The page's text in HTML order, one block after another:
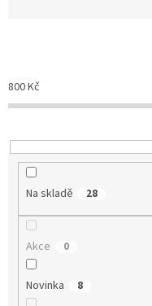
p
r
o
u
800Kč
Na skladě 28
Akce 0
Novinka 8